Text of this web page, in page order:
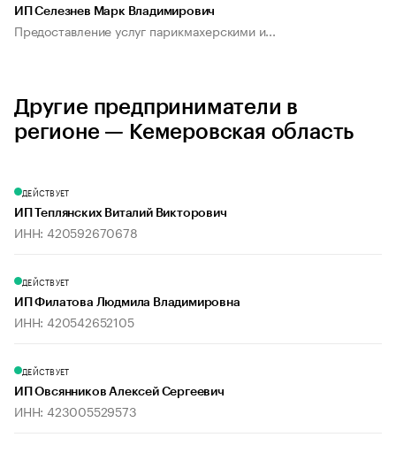
ИП Селезнев Марк Владимирович
Предоставление услуг парикмахерскими и...
Другие предприниматели в
регионе — Кемеровская область
ДЕЙСТВУЕТ
ИП Теплянских Виталий Викторович
ИНН: 420592670678
ДЕЙСТВУЕТ
ИП Филатова Людмила Владимировна
ИНН: 420542652105
ДЕЙСТВУЕТ
ИП Овсянников Алексей Сергеевич
ИНН: 423005529573